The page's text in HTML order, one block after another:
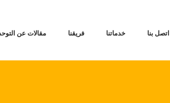
مقالات عن فريقنا خدماتنا اتصل بنا
مقالات عن التوحد
خدماتنا